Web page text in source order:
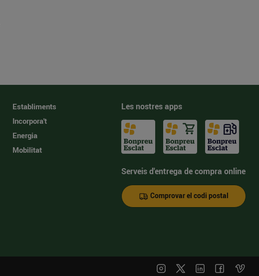
Establiments
Incorpora't
Energia
Mobilitat
Les nostres apps
Serveis d'entrega de compra online
Comprovar el codi postal